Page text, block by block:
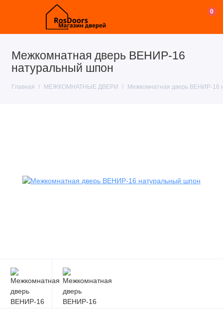
0
Межкомнатная дверь ВЕНИР-16
натуральный шпон
Главная МЕЖКОМНАТНЫЕ ДВЕРИ Межкомнатная дверь ВЕНИР-16